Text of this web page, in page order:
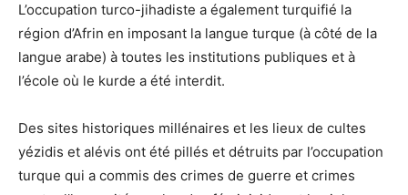
L’occupation turco-jihadiste a également turquifié la
région d’Afrin en imposant la langue turque (à côté de la
langue arabe) à toutes les institutions publiques et à
l’école où le kurde a été interdit.
Des sites historiques millénaires et les lieux de cultes
yézidis et alévis ont été pillés et détruits par l’occupation
turque qui a commis des crimes de guerre et crimes